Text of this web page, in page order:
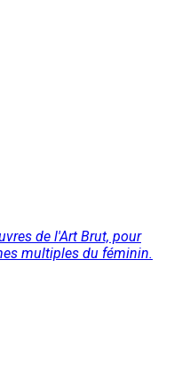
de l'Art Brut, pour
multiples du féminin.